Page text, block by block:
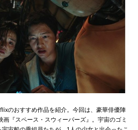
のおすすめ作品を紹介。今回は、豪華俳優陣
『スペース・スウィーパーズ』。宇宙のゴミ